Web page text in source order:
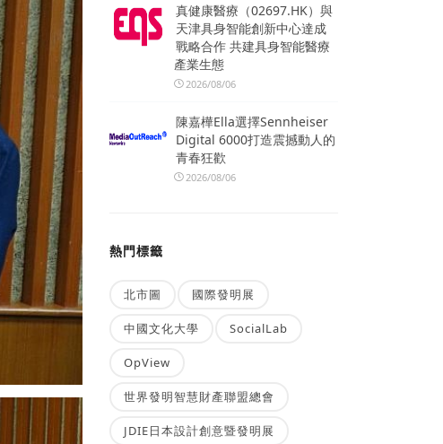
真健康醫療（02697.HK）與
天津具身智能創新中心達成
戰略合作 共建具身智能醫療
產業生態
2026/08/06
陳嘉樺Ella選擇Sennheiser
Digital 6000打造震撼動人的
青春狂歡
2026/08/06
熱門標籤
北市圖 國際發明展
中國文化大學 SocialLab
OpView
世界發明智慧財產聯盟總會
JDIE日本設計創意暨發明展